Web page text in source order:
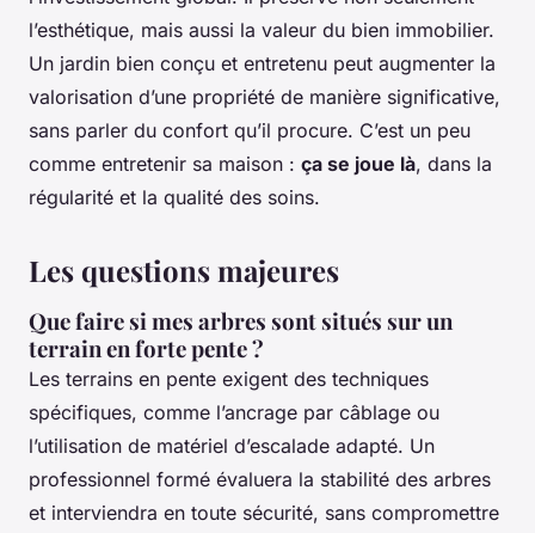
l’esthétique, mais aussi la valeur du bien immobilier.
Un jardin bien conçu et entretenu peut augmenter la
valorisation d’une propriété de manière significative,
sans parler du confort qu’il procure. C’est un peu
comme entretenir sa maison : ça se joue là, dans la
régularité et la qualité des soins.
Les questions majeures
Que faire si mes arbres sont situés sur un
terrain en forte pente ?
Les terrains en pente exigent des techniques
spécifiques, comme l’ancrage par câblage ou
l’utilisation de matériel d’escalade adapté. Un
professionnel formé évaluera la stabilité des arbres
et interviendra en toute sécurité, sans compromettre